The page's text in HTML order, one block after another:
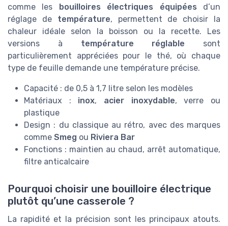
comme les bouilloires électriques équipées d’un
réglage de température, permettent de choisir la
chaleur idéale selon la boisson ou la recette. Les
versions à température réglable sont
particulièrement appréciées pour le thé, où chaque
type de feuille demande une température précise.
Capacité : de 0,5 à 1,7 litre selon les modèles
Matériaux : inox, acier inoxydable, verre ou
plastique
Design : du classique au rétro, avec des marques
comme Smeg ou Riviera Bar
Fonctions : maintien au chaud, arrêt automatique,
filtre anticalcaire
Pourquoi choisir une bouilloire électrique
plutôt qu’une casserole ?
La rapidité et la précision sont les principaux atouts.